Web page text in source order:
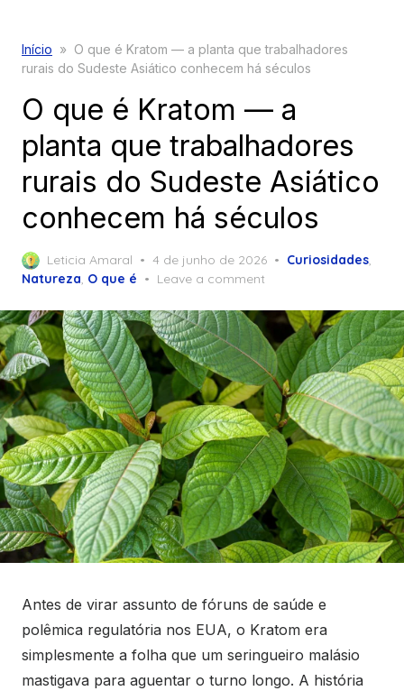
Início » O que é Kratom — a planta que trabalhadores
rurais do Sudeste Asiático conhecem há séculos
O que é Kratom — a
planta que trabalhadores
rurais do Sudeste Asiático
conhecem há séculos
Leticia Amaral
Posted
on
4 de junho de 2026 Curiosidades,
Natureza, O que é Leave a comment
Antes de virar assunto de fóruns de saúde e
polêmica regulatória nos EUA, o Kratom era
simplesmente a folha que um seringueiro malásio
mastigava para aguentar o turno longo. A história